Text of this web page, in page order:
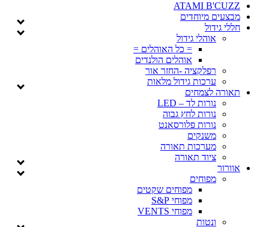
ATAMI B'CUZZ
מבצעים מיוחדים
חללי גידול
אוהלי גידול
= כל האוהלים =
אוהלים הולנדים
רפלקציה -החזר אור
ערכות גידול מלאות
תאורה לצמחים
נורות לד – LED
נורות לחץ גבוה
נורות פלורסאנט
משנקים
מערכות תאורה
ציוד תאורה
אוורור
מפוחים
מפוחים שקטים
מפוחי S&P
מפוחי VENTS
ונטות